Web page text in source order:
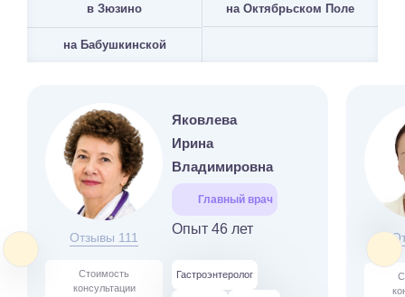
в Зюзино на Октябрьском Поле
на Бабушкинской
Отзывы 111
Яковлева
Ирина
Владимировна
Главный врач
Опыт 46 лет
Стоимость
консультации
Гастроэнтеролог